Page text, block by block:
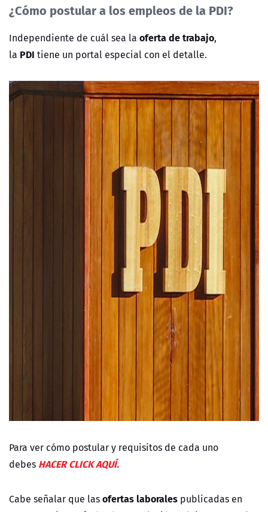
¿Cómo postular a los empleos de la PDI?
Independiente de cuál sea la oferta de trabajo,
la PDI tiene un portal especial con el detalle.
Para ver cómo postular y requisitos de cada uno
debes HACER CLICK AQUÍ.
Cabe señalar que lasofertas laborales publicadas en